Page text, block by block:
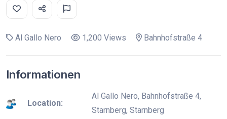
Al Gallo Nero 1,200 Views Bahnhofstraße 4
Informationen
Location:
Al Gallo Nero, Bahnhofstraße 4,
Starnberg, Starnberg